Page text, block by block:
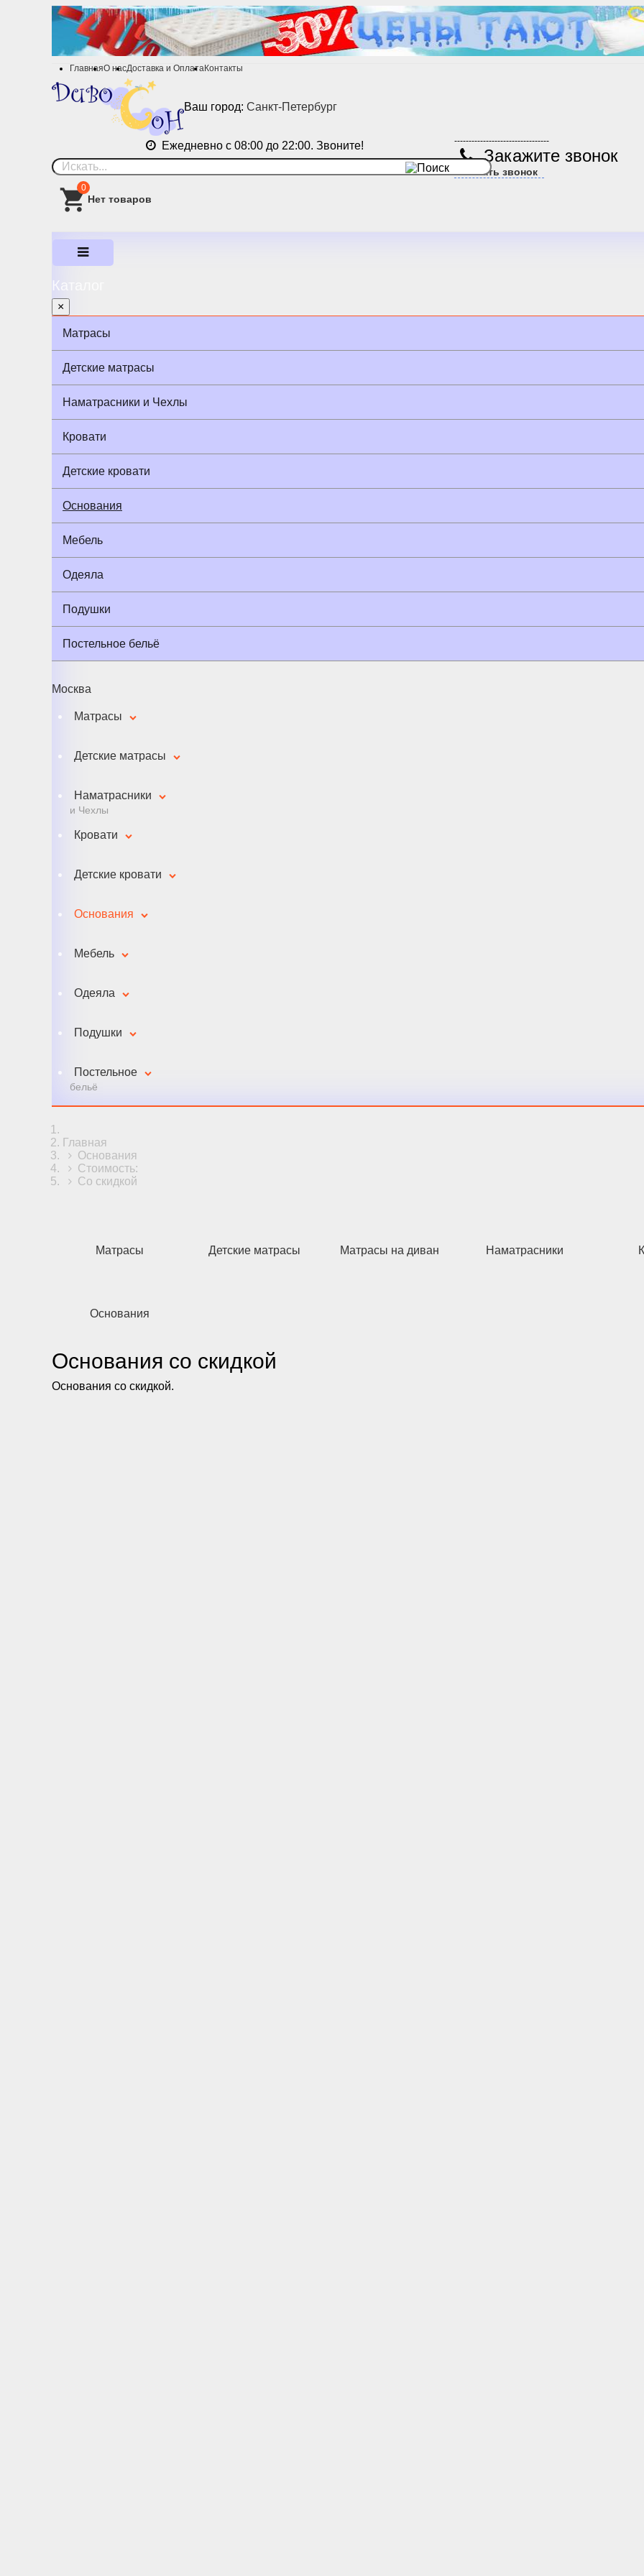
ГлавнаяО насДоставка и ОплатаКонтакты
Ваш город: Санкт-Петербург
Ежедневно с 08:00 до 22:00. Звоните! ---------------------------------
Закажите звонок
Заказать звонок
0
Каталог
×
Матрасы
Детские матрасы
Наматрасники и Чехлы
Кровати
Детские кровати
Основания
Мебель
Одеяла
Подушки
Постельное бельё
Москва
Матрасы
Детские матрасы
Наматрасники
и Чехлы
Кровати
Детские кровати
Основания
Мебель
Одеяла
Подушки
Постельное
бельё
Главная
Основания
Стоимость:
Со скидкой
Матрасы Детские матрасы Матрасы на диван Наматрасники
Основания
Основания со скидкой
Основания со скидкой.